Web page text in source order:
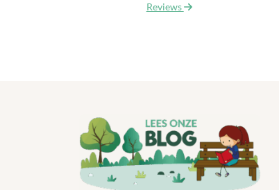
Reviews